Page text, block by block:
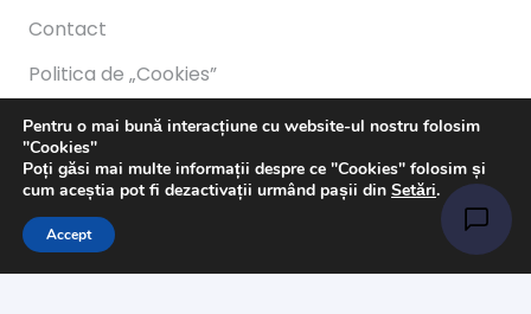
Contact
Politica de „Cookies”
G.D.P.R.
Termeni și condiții
Program
Luni-Vineri: 11:00 – 21:00
Pentru o mai bună interacțiune cu website-ul nostru folosim
"Cookies"
Poți găsi mai multe informații despre ce "Cookies" folosim și
cum aceștia pot fi dezactivații urmând pașii din Setări.
Accept